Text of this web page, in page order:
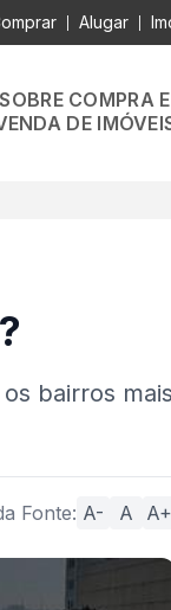
Alugar
SOBRE COMPRA E
DE
bairros
Fonte: A- A A+